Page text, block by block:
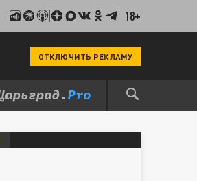
18+
ОТКЛЮЧИТЬ РЕКЛАМУ